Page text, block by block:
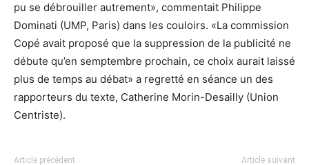
pu se débrouiller autrement», commentait Philippe
Dominati (UMP, Paris) dans les couloirs. «La commission
Copé avait proposé que la suppression de la publicité ne
débute qu’en semptembre prochain, ce choix aurait laissé
plus de temps au débat» a regretté en séance un des
rapporteurs du texte, Catherine Morin-Desailly (Union
Centriste).
Article précédent Article suivant